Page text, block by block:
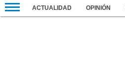
ACTUALIDAD OPINIÓN